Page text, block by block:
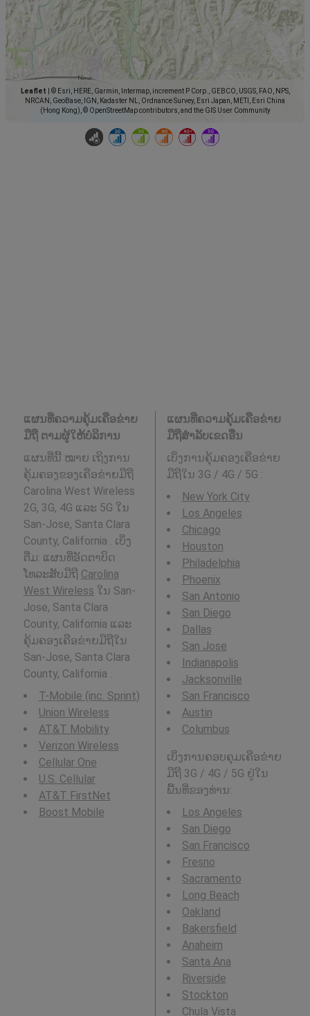
Leaflet
© Esri, HERE, Garmin, Intermap, increment P Corp., GEBCO, USGS, FAO, NPS,
NRCAN, GeoBase, IGN, Kadaster NL, Ordnance Survey, Esri Japan, METI, Esri China
(Hong Kong), © OpenStreetMap contributors, and the GIS User Community
ແຜນທີ່ຄວາມຄຸ້ມເຄືອຂ່າຍ
ມືຖື ຕາມຜູ້ໃຫ້ບໍລິການ
ແຜນທີ່ນີ້ ໝາຍ ເຖິງການ
ຄຸ້ມຄອງຂອງເຄືອຂ່າຍມືຖື
Carolina West Wireless
2G, 3G, 4G ແລະ 5G ໃນ
San-Jose, Santa Clara
County, California . ເບິ່ງ
ຕື່ມ: ແຜນທີ່ອັດຕາບິດ
ໂທລະສັບມືຖື Carolina
West Wireless ໃນ San-
Jose, Santa Clara
County, California ແລະ
ຄຸ້ມຄອງເຄືອຂ່າຍມືຖືໃນ
San-Jose, Santa Clara
County, California .
T-Mobile (inc. Sprint)
Union Wireless
AT&T Mobility
Verizon Wireless
Cellular One
U.S. Cellular
AT&T FirstNet
Boost Mobile
ແຜນທີ່ຄວາມຄຸ້ມເຄືອຂ່າຍ
ມືຖືສໍາລັບເຂດອື່ນ
ເບິ່ງການຄຸ້ມຄອງເຄືອຂ່າຍ
ມືຖືໃນ 3G / 4G / 5G :
New York City
Los Angeles
Chicago
Houston
Philadelphia
Phoenix
San Antonio
San Diego
Dallas
San Jose
Indianapolis
Jacksonville
San Francisco
Austin
Columbus
ເບິ່ງການຄອບຄຸມເຄືອຂ່າຍ
ມືຖື 3G / 4G / 5G ຢູ່ໃນ
ພື້ນທີ່ຂອງທ່ານ:
Los Angeles
San Diego
San Francisco
Fresno
Sacramento
Long Beach
Oakland
Bakersfield
Anaheim
Santa Ana
Riverside
Stockton
Chula Vista